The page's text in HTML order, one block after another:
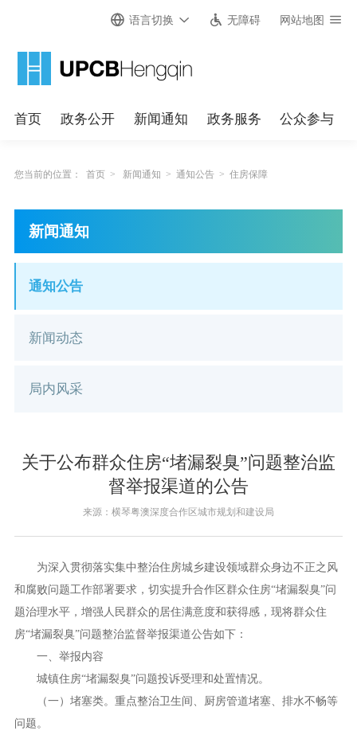
语言切换 无障碍 网站地图
首页 政务公开 新闻通知 政务服务 公众参与
您当前的位置： 首页 > 新闻通知 > 通知公告 > 住房保障
新闻通知
通知公告
新闻动态
局内风采
关于公布群众住房“堵漏裂臭”问题整治监
督举报渠道的公告
来源：横琴粤澳深度合作区城市规划和建设局
为深入贯彻落实集中整治住房城乡建设领域群众身边不正之风
和腐败问题工作部署要求，切实提升合作区群众住房“堵漏裂臭”问
题治理水平，增强人民群众的居住满意度和获得感，现将群众住
房“堵漏裂臭”问题整治监督举报渠道公告如下：
一、举报内容
城镇住房“堵漏裂臭”问题投诉受理和处置情况。
（一）堵塞类。重点整治卫生间、厨房管道堵塞、排水不畅等
问题。